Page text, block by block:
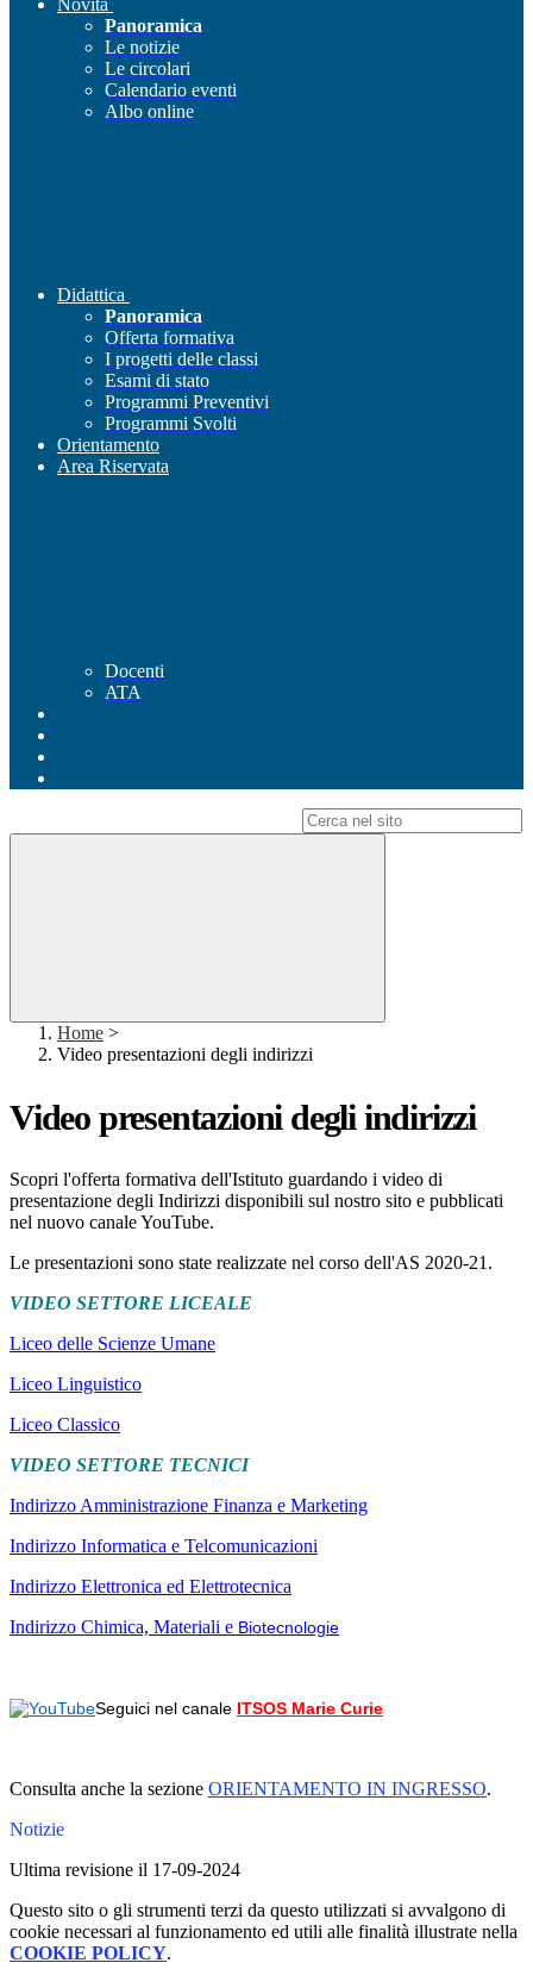
Novità
Panoramica
Le notizie
Le circolari
Calendario eventi
Albo online
Didattica
Panoramica
Offerta formativa
I progetti delle classi
Esami di stato
Programmi Preventivi
Programmi Svolti
Orientamento
Area Riservata
Docenti
ATA
Home >
Video presentazioni degli indirizzi
Video presentazioni degli indirizzi
Scopri l'offerta formativa dell'Istituto guardando i video di
presentazione degli Indirizzi disponibili sul nostro sito e pubblicati
nel nuovo canale YouTube.
Le presentazioni sono state realizzate nel corso dell'AS 2020-21.
VIDEO SETTORE LICEALE
Liceo delle Scienze Umane
Liceo Linguistico
Liceo Classico
VIDEO SETTORE TECNICI
Indirizzo Amministrazione Finanza e Marketing
Indirizzo Informatica e Telcomunicazioni
Indirizzo Elettronica ed Elettrotecnica
Indirizzo Chimica, Materiali e Biotecnologie
Seguici nel canale ITSOS Marie Curie
Consulta anche la sezione ORIENTAMENTO IN INGRESSO.
Notizie
Ultima revisione il 17-09-2024
Questo sito o gli strumenti terzi da questo utilizzati si avvalgono di
cookie necessari al funzionamento ed utili alle finalità illustrate nella
COOKIE POLICY.